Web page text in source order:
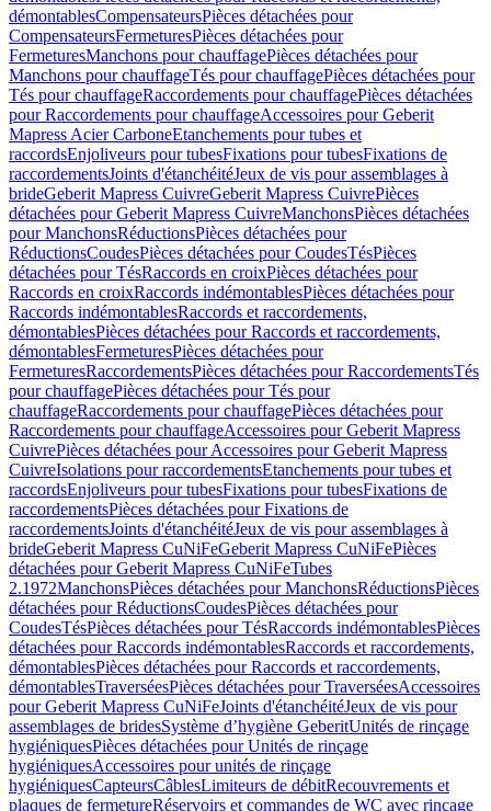
démontablesCompensateursPièces détachées pour
CompensateursFermeturesPièces détachées pour
FermeturesManchons pour chauffagePièces détachées pour
Manchons pour chauffageTés pour chauffagePièces détachées pour
Tés pour chauffageRaccordements pour chauffagePièces détachées
pour Raccordements pour chauffageAccessoires pour Geberit
Mapress Acier CarboneEtanchements pour tubes et
raccordsEnjoliveurs pour tubesFixations pour tubesFixations de
raccordementsJoints d'étanchéitéJeux de vis pour assemblages à
brideGeberit Mapress CuivreGeberit Mapress CuivrePièces
détachées pour Geberit Mapress CuivreManchonsPièces détachées
pour ManchonsRéductionsPièces détachées pour
RéductionsCoudesPièces détachées pour CoudesTésPièces
détachées pour TésRaccords en croixPièces détachées pour
Raccords en croixRaccords indémontablesPièces détachées pour
Raccords indémontablesRaccords et raccordements,
démontablesPièces détachées pour Raccords et raccordements,
démontablesFermeturesPièces détachées pour
FermeturesRaccordementsPièces détachées pour RaccordementsTés
pour chauffagePièces détachées pour Tés pour
chauffageRaccordements pour chauffagePièces détachées pour
Raccordements pour chauffageAccessoires pour Geberit Mapress
CuivrePièces détachées pour Accessoires pour Geberit Mapress
CuivreIsolations pour raccordementsEtanchements pour tubes et
raccordsEnjoliveurs pour tubesFixations pour tubesFixations de
raccordementsPièces détachées pour Fixations de
raccordementsJoints d'étanchéitéJeux de vis pour assemblages à
brideGeberit Mapress CuNiFeGeberit Mapress CuNiFePièces
détachées pour Geberit Mapress CuNiFeTubes
2.1972ManchonsPièces détachées pour ManchonsRéductionsPièces
détachées pour RéductionsCoudesPièces détachées pour
CoudesTésPièces détachées pour TésRaccords indémontablesPièces
détachées pour Raccords indémontablesRaccords et raccordements,
démontablesPièces détachées pour Raccords et raccordements,
démontablesTraverséesPièces détachées pour TraverséesAccessoires
pour Geberit Mapress CuNiFeJoints d'étanchéitéJeux de vis pour
assemblages de bridesSystème d’hygiène GeberitUnités de rinçage
hygiéniquesPièces détachées pour Unités de rinçage
hygiéniquesAccessoires pour unités de rinçage
hygiéniquesCapteursCâblesLimiteurs de débitRecouvrements et
plaques de fermetureRéservoirs et commandes de WC avec rinçage